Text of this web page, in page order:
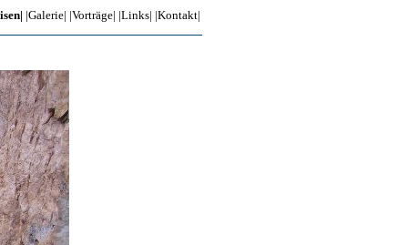
|Galerie| |Vorträge| |Links| |Kontakt|